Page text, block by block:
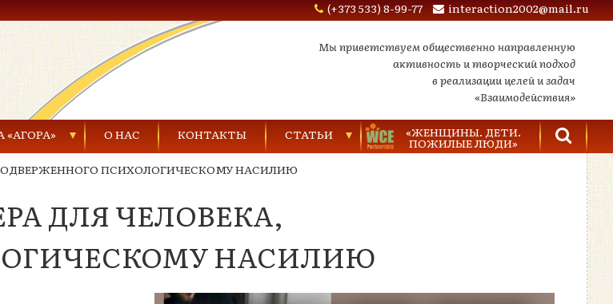
(+373 533) 8-99-77 interaction2002@mail.ru
Мы приветствуем общественно направленную
активность и творческий подход
в реализации целей и задач
«Взаимодействия»
«АГОРА»
2021 г.
2020 г.
2018 г.
О НАС КОНТАКТЫ СТАТЬИ
Торговля людьми
«ЖЕНЩИНЫ. ДЕТИ.
ПОЖИЛЫЕ ЛЮДИ»
ПСИХОЛОГИЧЕСКОМУ НАСИЛИЮ
ДЛЯ ЧЕЛОВЕКА,
НАСИЛИЮ